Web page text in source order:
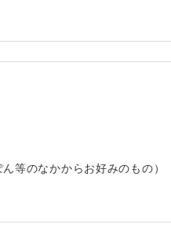
等のなかからお好みのもの）